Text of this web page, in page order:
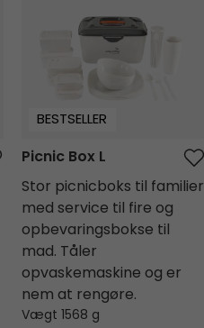
BESTSELLER
Picnic Box L
Stor picnicboks til familier
med service til fire og
opbevaringsbokse til
mad. Tåler
opvaskemaskine og er
nem at rengøre.
Vægt 1568 g